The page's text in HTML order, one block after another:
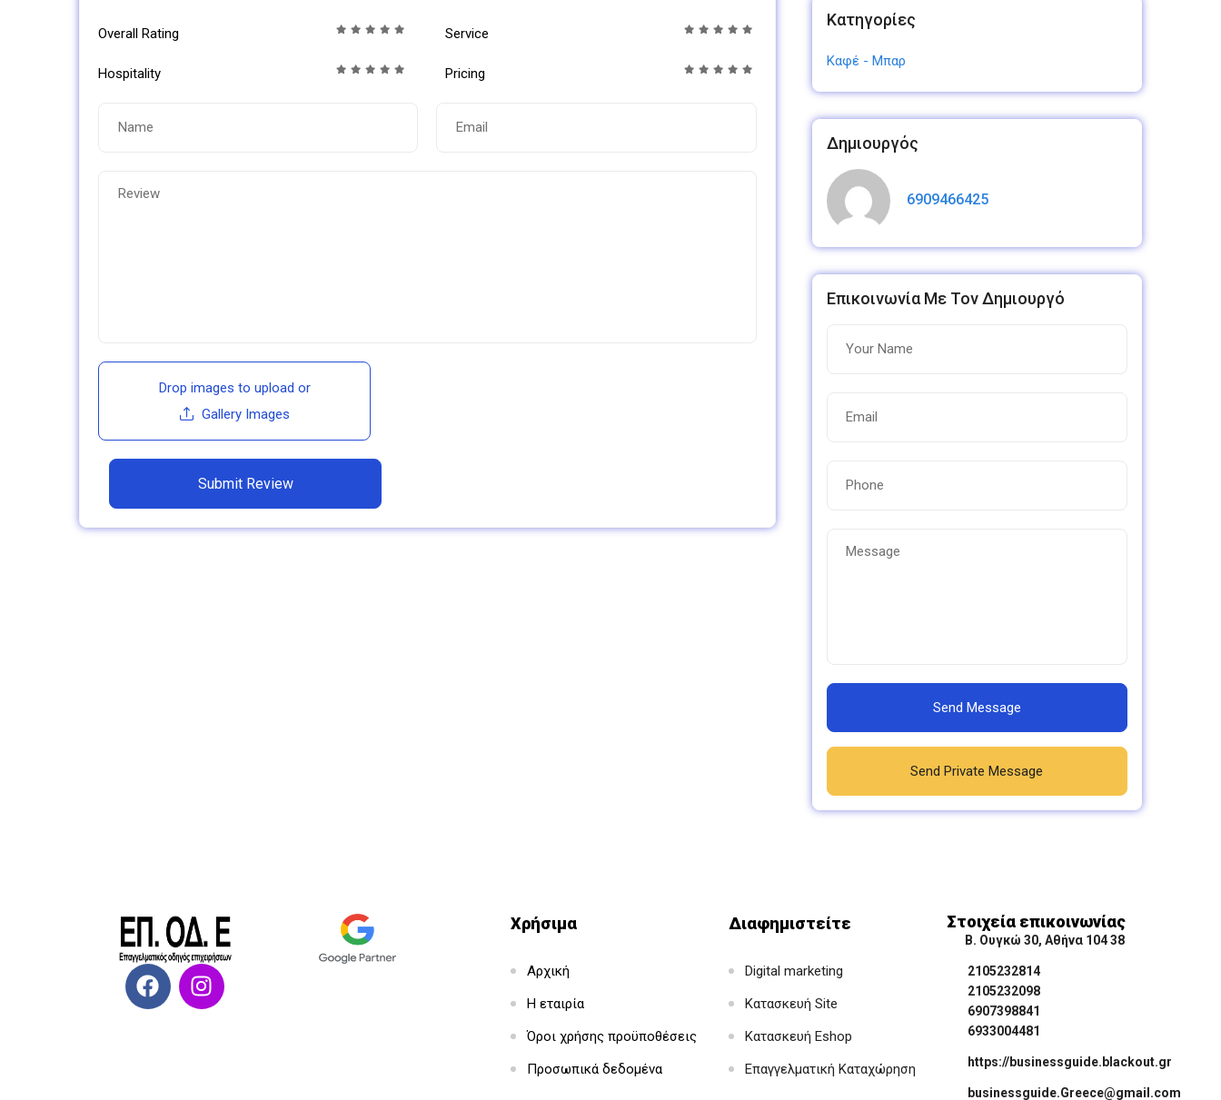
Overall Rating Service
Hospitality Pricing
Drop images to upload or
Gallery Images
Κατηγορίες
Καφέ - Μπαρ
Δημιουργός
6909466425
Επικοινωνία Με Τον Δημιουργό
Send Message
Send Private Message
Χρήσιμα
Αρχική
Η εταιρία
Όροι χρήσης προϋποθέσεις
Προσωπικά δεδομένα
Διαφημιστείτε
Digital marketing
Κατασκευή Site
Κατασκευή Eshop
Επαγγελματική Καταχώρηση
Στοιχεία επικοινωνίας
Β. Ουγκώ 30, Αθήνα 104 38
2105232814
2105232098
6907398841
6933004481
https://businessguide.blackout.gr
businessguide.Greece@gmail.com